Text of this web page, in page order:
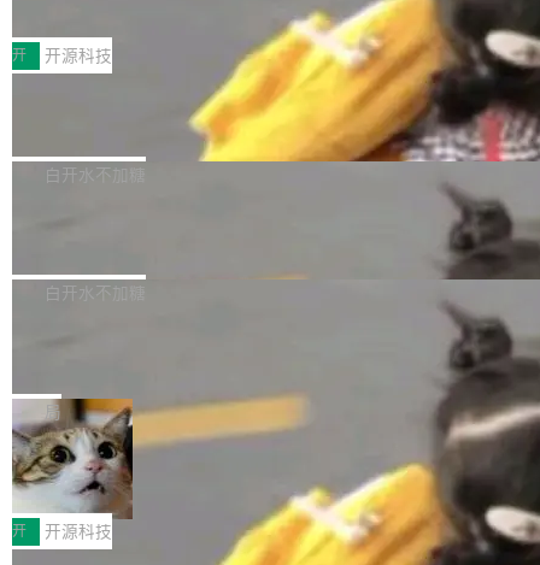
_linux(8) 增强了对 Linux 系统调用的支持，包
括 epoll（围绕 kqueue 实现）、POSIX 消息队
列、...
完整能力版图——从IAP高价值用户的全周期经
营、到IAA游戏的“买变一体”正循环、再到联运与
广告协同的全链路经营闭环，以及面向全球市场
的出海增长布局。 华为终端云业务商业化销售负
责人在开场致辞中表示，游戏开发者的核心诉求
已不再是“多一个投放渠道”，而是一套能够持续
高质量游戏...
面向AMD Ryzen X3D处理器玩家，技嘉X3D系
列主板阵容迎来新成员——B850 AORUS ELITE
X3D。作为面向主流高性能平台打造的全新主板
产品，B850 AORUS ELITE X3D延续技嘉在X3
D平台优化上的技术积累，旨在为游戏玩家带来
更稳定、更高效的装机选择。 B850 AORUS ELI
式2.0，可根据不同使用场景释放处理器潜力，
开 开源科技
Zadig v5.0 发布：AI 发布专员与 AI 审
我们团队这几天最大的卡点不是 AI 写得不够
好，是 AI 写得太好了。 好到审查排期从两天的
过 1528 名开发者，85% 说 AI 把瓶颈从写代码
白开水不加糖
数据库，有一个图形后端。作为一个原生的 Gra
布，具体更新内容包括： feat(zero)：Zero 现
支持 --security superflag（token=...;whitelist
=...），与 Alpha 版本的格式一致，并据此对其
管理 HTTP 端点进行授权。 <blockquote> <p>
<span><strong>警告：</strong>&nbsp;Zero
的 admin ...
白开水不加糖
块钱的玩意儿——一根小竹签，一个竹筒，一头
系着涂了松香的线。甩起来，竹膜震动，发出“哇
——哇”的蝉鸣声。实物越来越难找了，有开发者
把它做成了 Web 玩具，放在 zhuzhiliao.imsai.c
c 上，并在 GitHub 开源。 玩法很简单：按住屏
幕画圈，或者直接甩手机。页面会实时显示转速
局
30倍效率升级：解锁医学影像数据要素
价值化的真实路径
完成一例腹部CT影像标注，张医生过去需要约1
20个小时。他必须在数百张连续影像上，一笔一
笔勾画边界，一层一层识别肌肉组织。如今，使
开 开源科技